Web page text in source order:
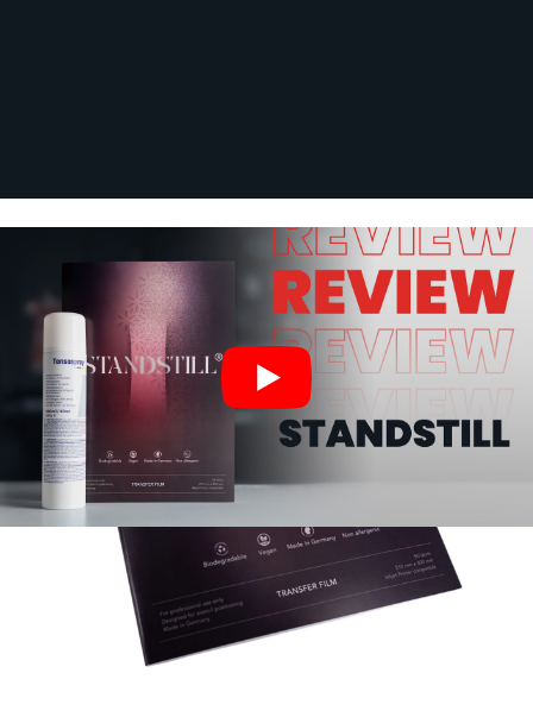
Sichere dir kostenlosen Versand nach
Deutschland ab 100 € Bestellwert (inkl.
MwSt.)!